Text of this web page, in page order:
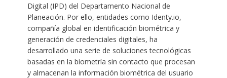
Digital (IPD) del Departamento Nacional de
Planeación. Por ello, entidades como Identy.io,
compañía global en identificación biométrica y
generación de credenciales digitales, ha
desarrollado una serie de soluciones tecnológicas
basadas en la biometría sin contacto que procesan
y almacenan la información biométrica del usuario